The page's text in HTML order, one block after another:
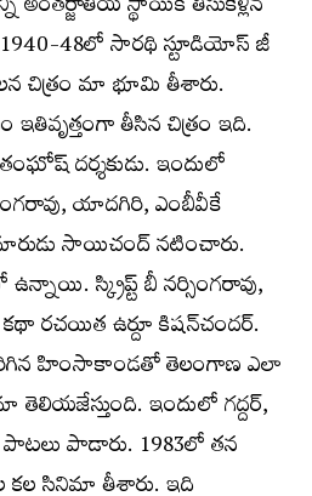
48లో సారథి స్టూడియోస్ జీ
చిత్రం మా భూమి తీశారు.
తీసిన చిత్రం ఇది.
దర్శకుడు. ఇందులో
యాదగిరి, ఎంబీవీకే
సాయిచంద్ నటించారు.
స్క్రిప్ట్ బీ నర్సింగరావు,
రచయిత ఉర్దూ కిషన్‌చందర్.
హింసాకాండతో తెలంగాణ ఎలా
ఇందులో గద్దర్,
పాడారు. 1983లో తన